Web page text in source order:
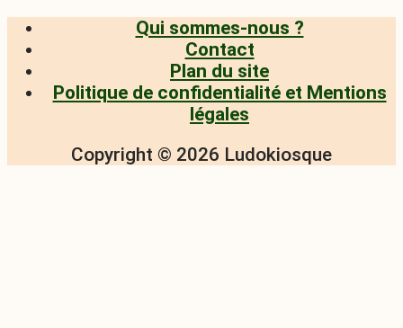
Qui sommes-nous ?
Contact
Plan du site
Politique de confidentialité et Mentions
légales
Copyright © 2026 Ludokiosque